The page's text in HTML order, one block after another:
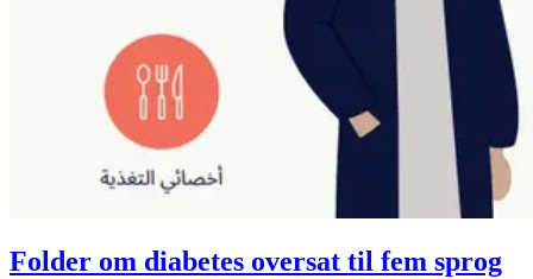
Folder om diabetes oversat til fem sprog